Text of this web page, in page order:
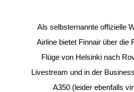
Als selbsternannte offizielle
Airline bietet Finnair über die
Flüge von Helsinki nach
Livestream und in der
A350 (leider ebenfalls